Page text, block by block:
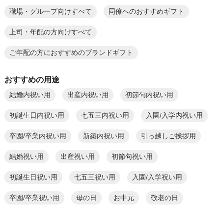
職場・グループ向けすべて 同僚へのおすすめギフト
上司・年配の方向けすべて
ご年配の方におすすめのブランドギフト
おすすめの用途
結婚内祝い用 出産内祝い用 初節句内祝い用
初誕生日内祝い用 七五三内祝い用 入園/入学内祝い用
卒園/卒業内祝い用 新築内祝い用 引っ越しご挨拶用
結婚祝い用 出産祝い用 初節句祝い用
初誕生日祝い用 七五三祝い用 入園/入学祝い用
卒園/卒業祝い用 母の日 お中元 敬老の日